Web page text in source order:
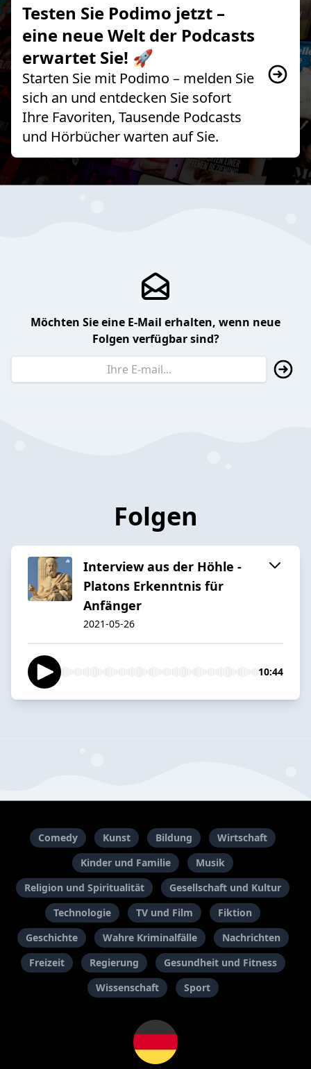
Testen Sie Podimo jetzt –
eine neue Welt der Podcasts
erwartet Sie! 🚀
Starten Sie mit Podimo – melden Sie
sich an und entdecken Sie sofort
Ihre Favoriten, Tausende Podcasts
und Hörbücher warten auf Sie.
Möchten Sie eine E-Mail erhalten, wenn neue
Folgen verfügbar sind?
Folgen
Interview aus der Höhle -
Platons Erkenntnis für
Anfänger
2021-05-26
10:44
Comedy Kunst Bildung
Wirtschaft
Kinder und Familie
Musik
Religion und Spiritualität
Gesellschaft und Kultur
Technologie
TV und Film
Fiktion
Geschichte
Wahre Kriminalfälle
Nachrichten
Freizeit
Regierung
Gesundheit und Fitness
Wissenschaft
Sport